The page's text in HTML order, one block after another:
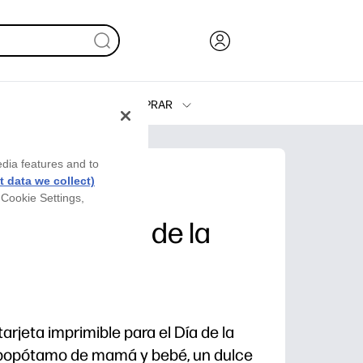
COMPRAR
Impresoras
para el Día de la
imprimible para el Día de la
de mamá y bebé, un dulce
features and to
data we collect)
Settings,